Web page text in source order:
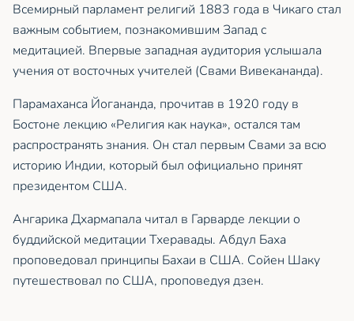
Всемирный парламент религий 1883 года в Чикаго стал
важным событием, познакомившим Запад с
медитацией. Впервые западная аудитория услышала
учения от восточных учителей (Свами Вивекананда).
Парамаханса Йогананда, прочитав в 1920 году в
Бостоне лекцию «Религия как наука», остался там
распространять знания. Он стал первым Свами за всю
историю Индии, который был официально принят
президентом США.
Ангарика Дхармапала читал в Гарварде лекции о
буддийской медитации Тхеравады. Абдул Баха
проповедовал принципы Бахаи в США. Сойен Шаку
путешествовал по США, проповедуя дзен.